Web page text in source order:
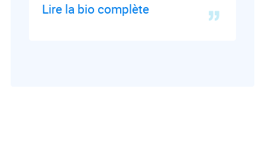
domaine de la récupération de
Lire la bio complète